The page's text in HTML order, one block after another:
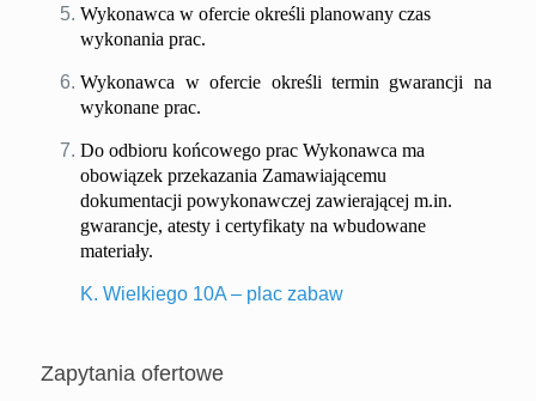
Wykonawca w ofercie określi planowany czas
wykonania prac.
Wykonawca w ofercie określi termin gwarancji na
wykonane prac.
Do odbioru końcowego prac Wykonawca ma
obowiązek przekazania Zamawiającemu
dokumentacji powykonawczej zawierającej m.in.
gwarancje, atesty i certyfikaty na wbudowane
materiały.
K. Wielkiego 10A – plac zabaw
Zapytania ofertowe